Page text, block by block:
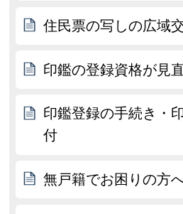
住民票の写しの広域
印鑑の登録資格が見
印鑑登録の手続き・
付
無戸籍でお困りの方